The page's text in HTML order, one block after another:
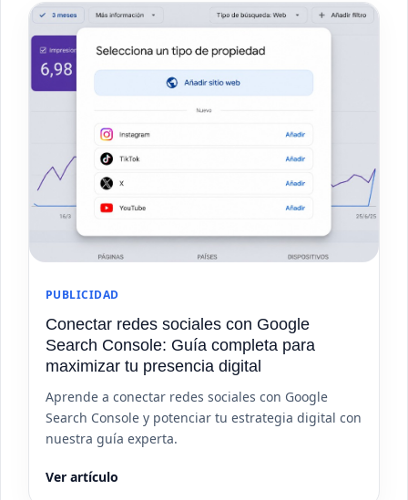
PUBLICIDAD
Conectar redes sociales con Google
Search Console: Guía completa para
maximizar tu presencia digital
Aprende a conectar redes sociales con Google
Search Console y potenciar tu estrategia digital con
nuestra guía experta.
Ver artículo